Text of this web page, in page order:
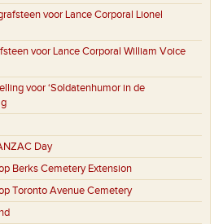
voor Lance Corporal Lionel
voor Lance Corporal William Voice
voor ‘Soldatenhumor in de
Day
Berks Cemetery Extension
Toronto Avenue Cemetery